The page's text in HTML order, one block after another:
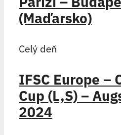
(Maďarsko)
Celý deň
IFSC Europe –
Cup (L,S) –
2024